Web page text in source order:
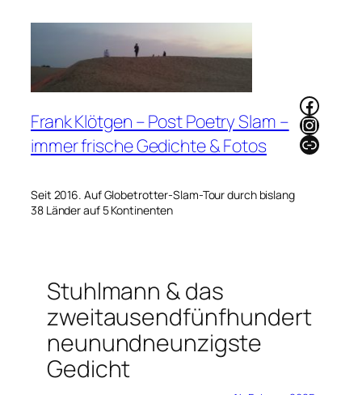
Frank Klötgen – Post Poetry Slam –
immer frische Gedichte & Fotos
Seit 2016. Auf Globetrotter-Slam-Tour durch bislang
38 Länder auf 5 Kontinenten
Link
Stuhlmann & das
zweitausendfünfhundert
neunundneunzigste
Gedicht